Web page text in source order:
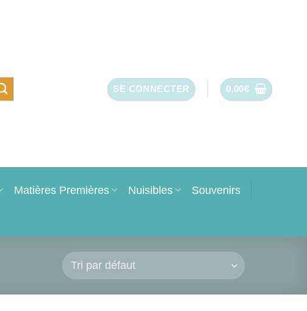
SE CONNECTER 0.00€
Matières Premières Nuisibles Souvenirs